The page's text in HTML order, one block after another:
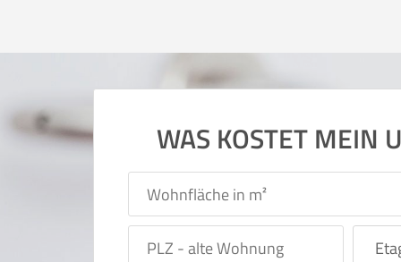
WAS KOSTET MEIN